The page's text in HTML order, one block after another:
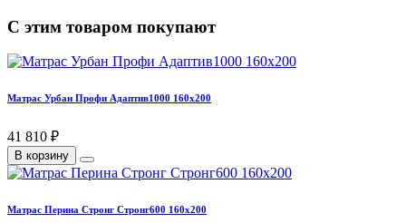
С этим товаром покупают
Матрас Урбан Профи Адаптив1000 160х200
41 810 ₽
В корзину
Матрас Перина Стронг Стронг600 160х200